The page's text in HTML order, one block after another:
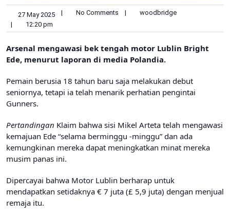
27 May 2025 | No Comments |
woodbridge
|
12:20 pm
Arsenal mengawasi bek tengah motor Lublin Bright
Ede, menurut laporan di media Polandia.
Pemain berusia 18 tahun baru saja melakukan debut
seniornya, tetapi ia telah menarik perhatian pengintai
Gunners.
Pertandingan Klaim bahwa sisi Mikel Arteta telah mengawasi
kemajuan Ede “selama berminggu -minggu” dan ada
kemungkinan mereka dapat meningkatkan minat mereka
musim panas ini.
Dipercayai bahwa Motor Lublin berharap untuk
mendapatkan setidaknya € 7 juta (£ 5,9 juta) dengan menjual
remaja itu.